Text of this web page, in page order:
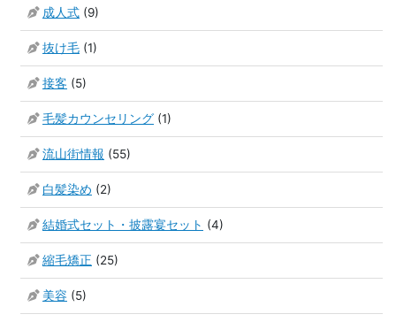
成人式 (9)
抜け毛 (1)
接客 (5)
毛髪カウンセリング (1)
流山街情報 (55)
白髪染め (2)
結婚式セット・披露宴セット (4)
縮毛矯正 (25)
美容 (5)